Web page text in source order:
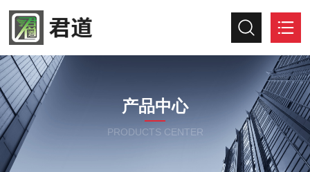
产品中心
PRODUCTS CENTER